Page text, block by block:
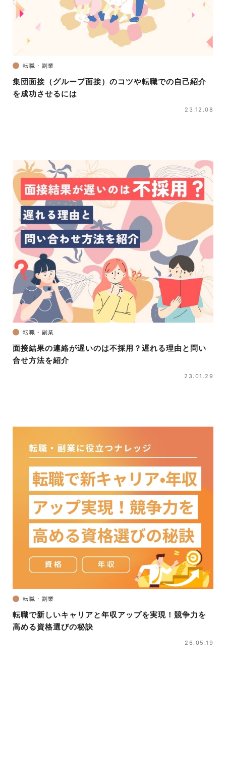
転職・副業
集団面接（グループ面接）のコツや転職での自己紹介
を成功させるには
23.12.08
転職・副業
面接結果の連絡が遅いのは不採用？遅れる理由と問い
合せ方法を紹介
23.01.29
転職・副業
転職で新しいキャリアと年収アップを実現！競争力を
高める資格選びの秘訣
26.05.19